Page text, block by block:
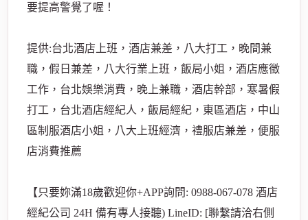
要提高警覺了喔！
提供:台北酒店上班，酒店兼差，八大打工，晚間兼
職，假日兼差，八大行業上班，飯局小姐，酒店應徵
工作，台北娛樂消費，晚上兼職，酒店幹部，寒暑假
打工，台北酒店經紀人，飯局經紀，東區酒店，中山
區制服酒店小姐，八大上班經濟，禮服店兼差，便服
店消費推薦
【只要妳滿18歲歡迎你+APP詢問: 0988-067-078 酒店
經紀公司 24H 備有專人接聽) LineID: [聯繫請洽右側